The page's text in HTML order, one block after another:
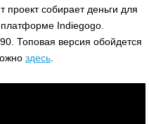
собирает деньги для
платформе Indiegogo.
Топовая версия обойдется
здесь